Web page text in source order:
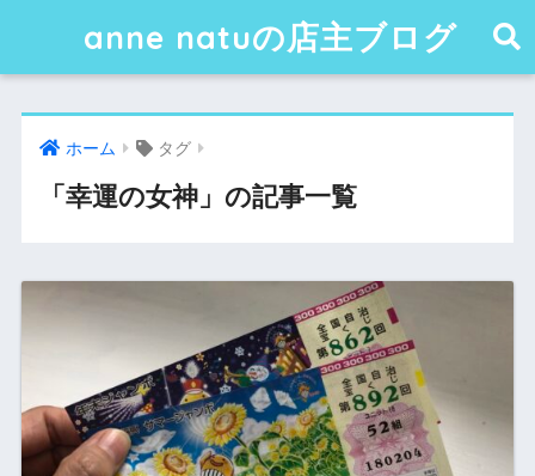
anne natuの店主ブログ
ホーム タグ
「幸運の女神」の記事一覧